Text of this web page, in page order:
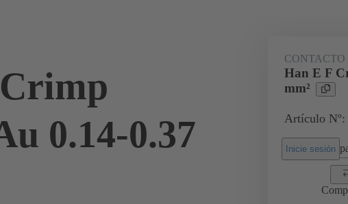
0.14-0.37
Han E F
mm²
Artículo Nº:
Inicie sesión